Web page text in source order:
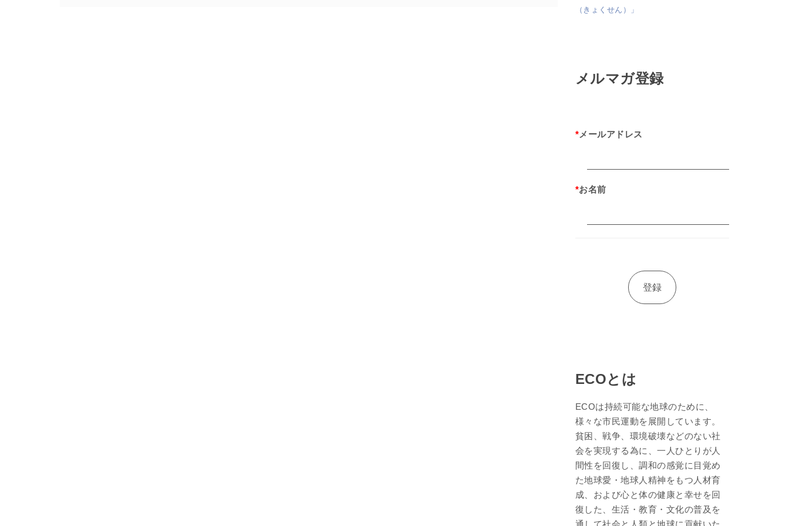
（きょくせん）」
メルマガ登録
*メールアドレス
*お名前
ECOとは
ECOは持続可能な地球のために、
様々な市民運動を展開しています。
貧困、戦争、環境破壊などのない社
会を実現する為に、一人ひとりが人
間性を回復し、調和の感覚に目覚め
た地球愛・地球人精神をもつ人材育
成、および心と体の健康と幸せを回
復した、生活・教育・文化の普及を